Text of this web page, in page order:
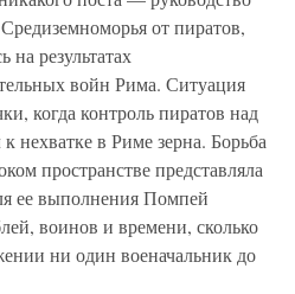
от пиратов,
на результатах
войн Рима. Ситуация
когда контроль пиратов над
нехватке в Риме зерна. Борьба
пространстве представляла
ее выполнения Помпей
воинов и времени, сколько
ни один военачальник до